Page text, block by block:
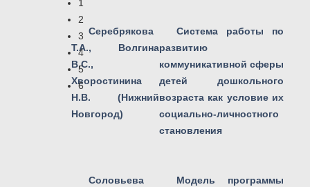
1
2
3
4
5
6
Серебрякова
Т.А., Волгина
В.С.,
Хворостинина
Н.В. (Нижний
Новгород)
Система работы по
развитию
коммуникативной сферы
детей дошкольного
возраста как условие их
социально-личностного
становления
Соловьева
Модель программы